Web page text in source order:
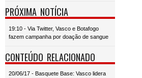
PRÓXIMA NOTÍCIA
19:10 - Via Twitter, Vasco e Botafogo
fazem campanha por doação de sangue
CONTEÚDO RELACIONADO
20/06/17 - Basquete Base: Vasco lidera